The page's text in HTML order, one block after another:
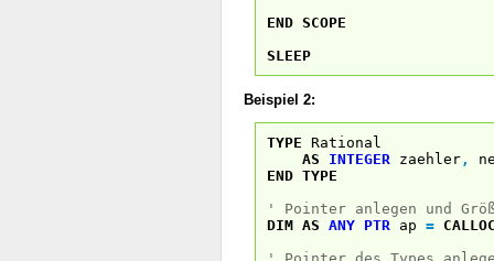
END SCOPE
SLEEP
Beispiel 2:
TYPE Rational
AS
INTEGER zaehler ,
END TYPE
' Pointer anlegen und
DIM AS ANY PTR ap =